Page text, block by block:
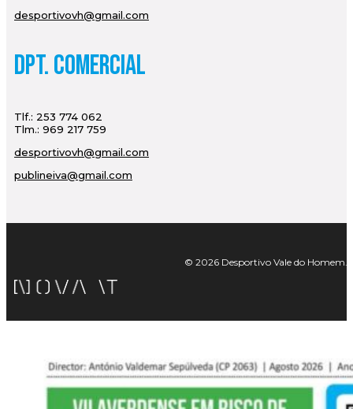
desportivovh@gmail.com
Dpt. Comercial
Tlf.: 253 774 062
Tlm.: 969 217 759
desportivovh@gmail.com
publineiva@gmail.com
© 2026 Desportivo Vale do Homem.